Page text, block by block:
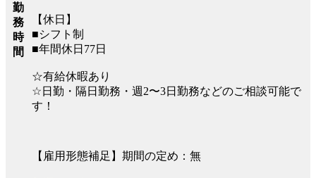
勤
務
時
間
【休日】
■シフト制
■年間休日77日
☆有給休暇あり
☆日勤・隔日勤務・週2〜3日勤務などのご相談可能で
す！
【雇用形態補足】期間の定め：無